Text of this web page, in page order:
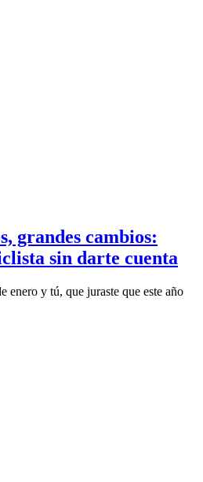
grandes cambios:
sin darte cuenta
enero y tú, que juraste que este año